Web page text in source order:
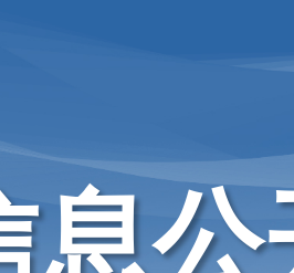
息公